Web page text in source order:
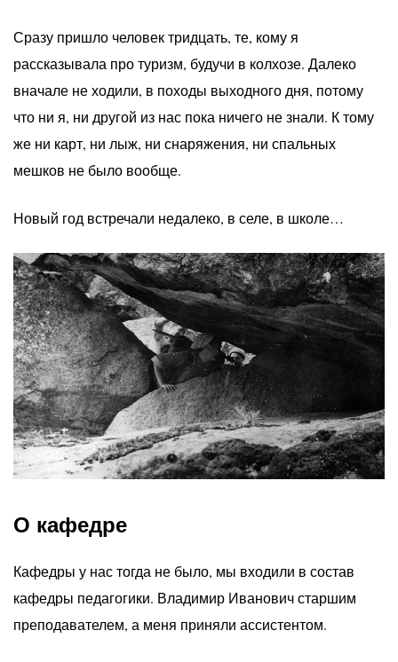
Сразу пришло человек тридцать, те, кому я
рассказывала про туризм, будучи в колхозе. Далеко
вначале не ходили, в походы выходного дня, потому
что ни я, ни другой из нас пока ничего не знали. К тому
же ни карт, ни лыж, ни снаряжения, ни спальных
мешков не было вообще.
Новый год встречали недалеко, в селе, в школе…
О кафедре
Кафедры у нас тогда не было, мы входили в состав
кафедры педагогики. Владимир Иванович старшим
преподавателем, а меня приняли ассистентом.